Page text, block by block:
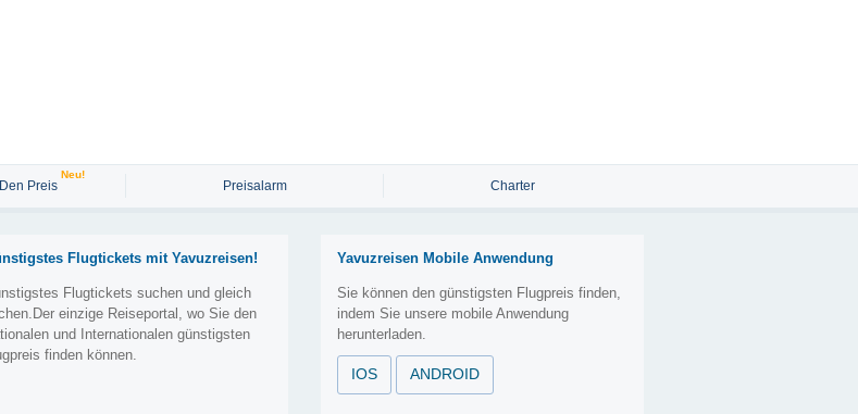
Preis
Neu!
Preisalarm Charter
Flugtickets mit Yavuzreisen!
Flugtickets suchen und gleich
einzige Reiseportal, wo Sie den
und Internationalen günstigsten
finden können.
Yavuzreisen Mobile Anwendung
Sie können den günstigsten Flugpreis finden,
indem Sie unsere mobile Anwendung
herunterladen.
IOS ANDROID